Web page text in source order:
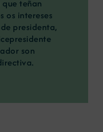
teñan
os intereses
presidenta,
son